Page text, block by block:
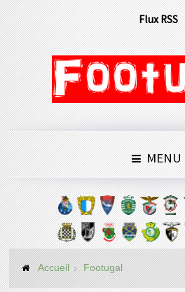
Flux RSS
MENU
Accueil Footugal